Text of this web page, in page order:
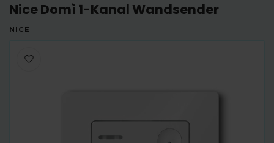
Nice Domì 1-Kanal Wandsender
NICE